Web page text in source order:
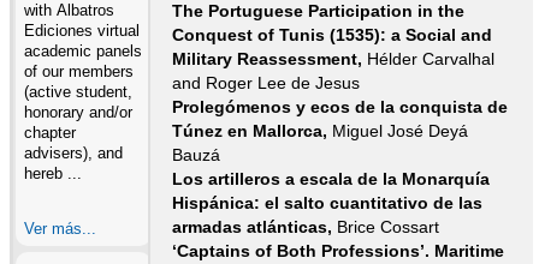
with Albatros
Ediciones virtual
academic panels
of our members
(active student,
honorary and/or
chapter
advisers), and
hereb ...
Ver más...
The Portuguese Participation in the
Conquest of Tunis (1535): a Social and
Military Reassessment, Hélder Carvalhal
and Roger Lee de Jesus
Prolegómenos y ecos de la conquista de
Túnez en Mallorca, Miguel José Deyá
Bauzá
Los artilleros a escala de la Monarquía
Hispánica: el salto cuantitativo de las
armadas atlánticas, Brice Cossart
‘Captains of Both Professions’. Maritime